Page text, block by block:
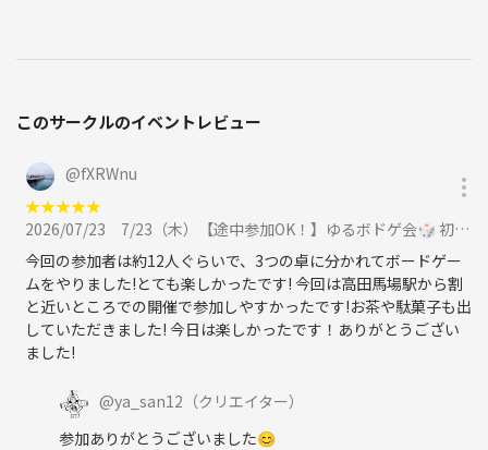
このサークルのイベントレビュー
@fXRWnu
★★★★★
2026/07/23
7/23（木）【途中参加OK！】ゆるボドゲ会🎲 初参加・1人参加多数🌸に参加
今回の参加者は約12人ぐらいで、3つの卓に分かれてボードゲー
ムをやりました!とても楽しかったです! 今回は高田馬場駅から割
と近いところでの開催で参加しやすかったです!お茶や駄菓子も出
していただきました! 今日は楽しかったです！ありがとうござい
ました!
@ya_san12 （クリエイター）
参加ありがとうございました😊